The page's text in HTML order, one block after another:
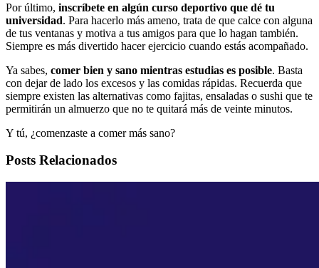
Por último, inscríbete en algún curso deportivo que dé tu
universidad. Para hacerlo más ameno, trata de que calce con alguna
de tus ventanas y motiva a tus amigos para que lo hagan también.
Siempre es más divertido hacer ejercicio cuando estás acompañado.
Ya sabes, comer bien y sano mientras estudias es posible. Basta
con dejar de lado los excesos y las comidas rápidas. Recuerda que
siempre existen las alternativas como fajitas, ensaladas o sushi que te
permitirán un almuerzo que no te quitará más de veinte minutos.
Y tú, ¿comenzaste a comer más sano?
Posts Relacionados